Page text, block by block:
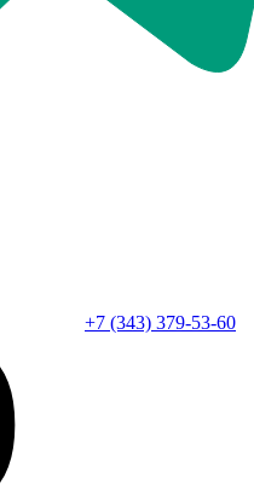
+7 (343) 379-53-60